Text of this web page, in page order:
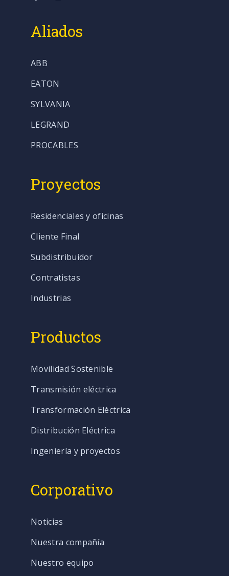
Aliados
ABB
EATON
SYLVANIA
LEGRAND
PROCABLES
Proyectos
Residenciales y oficinas
Cliente Final
Subdistribuidor
Contratistas
Industrias
Productos
Movilidad Sostenible
Transmisión eléctrica
Transformación Eléctrica
Distribución Eléctrica
Ingeniería y proyectos
Corporativo
Noticias
Nuestra compañía
Nuestro equipo